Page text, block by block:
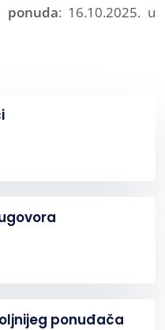
ponuda: 16.10.2025. u
ponuđača